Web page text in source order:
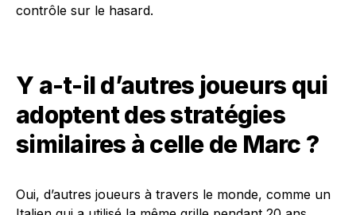
contrôle sur le hasard.
Y a-t-il d’autres joueurs qui
adoptent des stratégies
similaires à celle de Marc ?
Oui, d’autres joueurs à travers le monde, comme un